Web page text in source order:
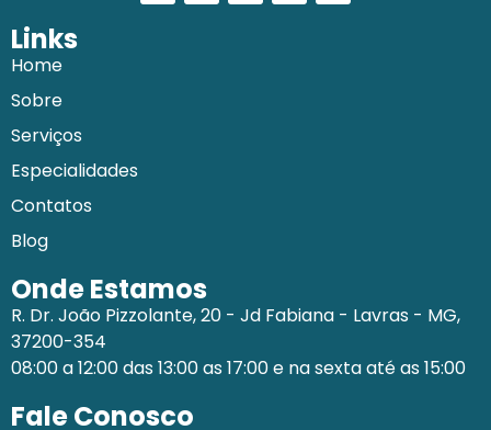
Links
Home
Sobre
Serviços
Especialidades
Contatos
Blog
Onde Estamos
R. Dr. João Pizzolante, 20 - Jd Fabiana - Lavras - MG,
37200-354
08:00 a 12:00 das 13:00 as 17:00 e na sexta até as 15:00
Fale Conosco